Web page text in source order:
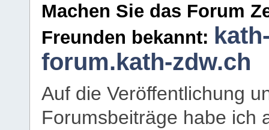
Machen Sie das Forum
Freunden bekannt:
forum.kath-zdw.ch
Auf die Veröffentlichung
Forumsbeiträge habe ich